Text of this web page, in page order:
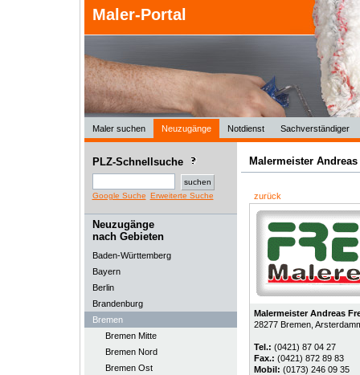
Maler-Portal
Maler suchen Neuzugänge Notdienst Sachverständiger
PLZ-Schnellsuche
Google Suche Erweiterte Suche
Neuzugänge
nach Gebieten
Baden-Württemberg
Bayern
Berlin
Brandenburg
Bremen
Bremen Mitte
Bremen Nord
Bremen Ost
Malermeister
zurück
Malermeister Andreas
28277 Bremen,
Tel.: (0421) 87 04 27
Fax.: (0421) 872 89 83
Mobil: (0173) 246 09 35